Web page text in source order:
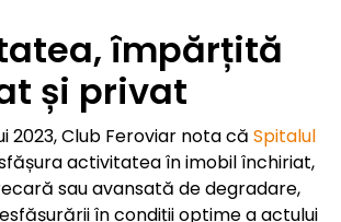
împărțită
și privat
2023, Club Feroviar nota că Spitalul
activitatea în imobil închiriat,
sau avansată de degradare,
în condiții optime a actului